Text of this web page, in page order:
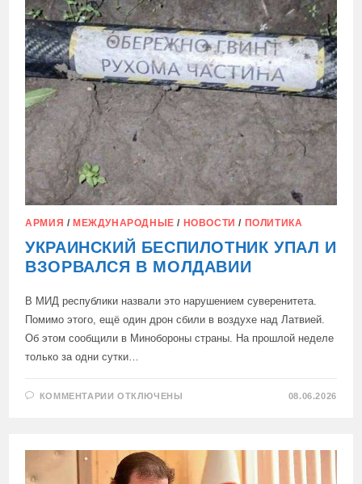
АРМИЯ / МЕЖДУНАРОДНЫЕ / НОВОСТИ / ПОЛИТИКА
УКРАИНСКИЙ БЕСПИЛОТНИК УПАЛ И
ВЗОРВАЛСЯ В МОЛДАВИИ
В МИД республики назвали это нарушением суверенитета.
Помимо этого, ещё один дрон сбили в воздухе над Латвией.
Об этом сообщили в Минобороны страны. На прошлой неделе
только за одни сутки…
КОММЕНТАРИИ К
И
ВЗОРВАЛСЯ
В
МОЛДАВИИ
ОТКЛЮЧЕНЫ 08.06.2026